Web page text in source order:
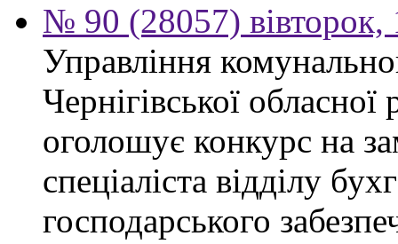
№ 90 (28057) вівторок,
Управління
Чернігівської обласної
оголошує конкурс на
спеціаліста відділу
господарського